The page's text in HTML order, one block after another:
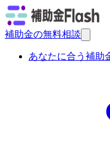
補助金の無料相談
あなたに合う補助